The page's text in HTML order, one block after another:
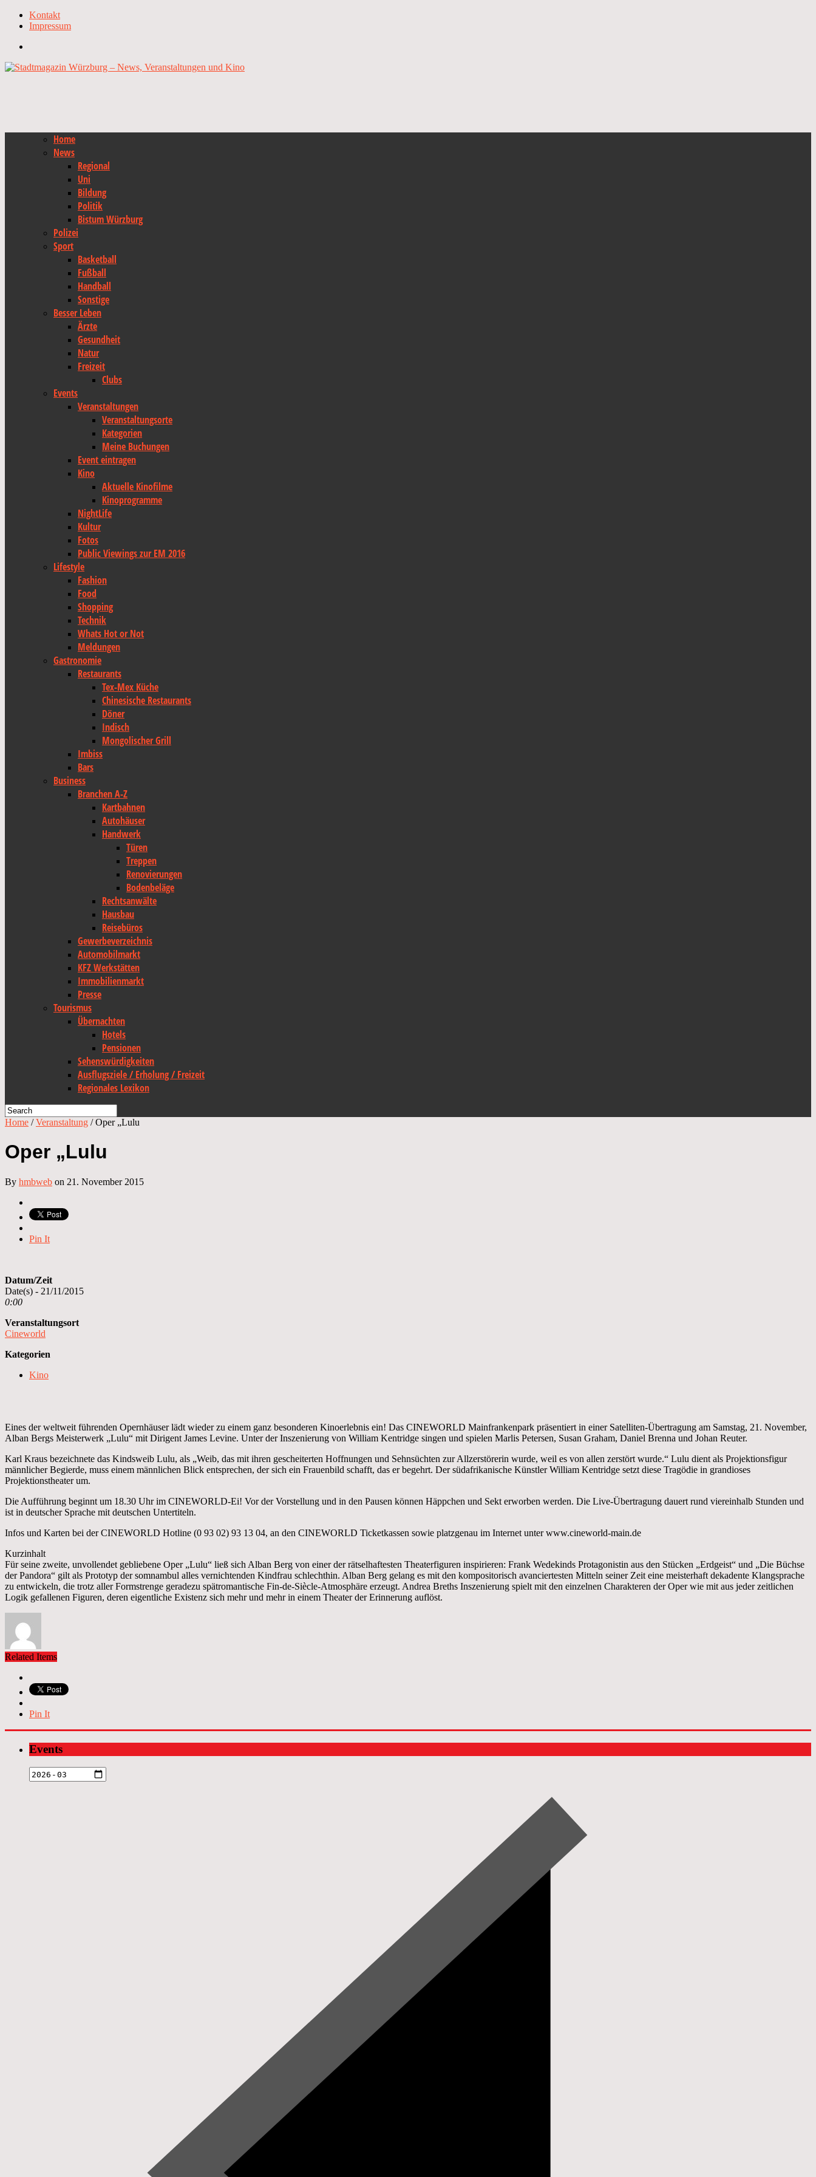
Kontakt
Impressum
Home
News
Regional
Uni
Bildung
Politik
Bistum Würzburg
Polizei
Sport
Basketball
Fußball
Handball
Sonstige
Besser Leben
Ärzte
Gesundheit
Natur
Freizeit
Clubs
Events
Veranstaltungen
Veranstaltungsorte
Kategorien
Meine Buchungen
Event eintragen
Kino
Aktuelle Kinofilme
Kinoprogramme
NightLife
Kultur
Fotos
Public Viewings zur EM 2016
Lifestyle
Fashion
Food
Shopping
Technik
Whats Hot or Not
Meldungen
Gastronomie
Restaurants
Tex-Mex Küche
Chinesische Restaurants
Döner
Indisch
Mongolischer Grill
Imbiss
Bars
Business
Branchen A-Z
Kartbahnen
Autohäuser
Handwerk
Türen
Treppen
Renovierungen
Bodenbeläge
Rechtsanwälte
Hausbau
Reisebüros
Gewerbeverzeichnis
Automobilmarkt
KFZ Werkstätten
Immobilienmarkt
Presse
Tourismus
Übernachten
Hotels
Pensionen
Sehenswürdigkeiten
Ausflugsziele / Erholung / Freizeit
Regionales Lexikon
Home /Veranstaltung /Oper „Lulu
Oper „Lulu
By hmbweb on 21. November 2015
Pin It
Datum/Zeit
Date(s) - 21/11/2015
0:00
Veranstaltungsort
Cineworld
Kategorien
Kino
Eines der weltweit führenden Opernhäuser lädt wieder zu einem ganz besonderen Kinoerlebnis ein! Das CINEWORLD Mainfrankenpark präsentiert in einer Satelliten-Übertragung am Samstag, 21. November,
Alban Bergs Meisterwerk „Lulu“ mit Dirigent James Levine. Unter der Inszenierung von William Kentridge singen und spielen Marlis Petersen, Susan Graham, Daniel Brenna und Johan Reuter.
Karl Kraus bezeichnete das Kindsweib Lulu, als „Weib, das mit ihren gescheiterten Hoffnungen und Sehnsüchten zur Allzerstörerin wurde, weil es von allen zerstört wurde.“ Lulu dient als Projektionsfigur
männlicher Begierde, muss einem männlichen Blick entsprechen, der sich ein Frauenbild schafft, das er begehrt. Der südafrikanische Künstler William Kentridge setzt diese Tragödie in grandioses
Projektionstheater um.
Die Aufführung beginnt um 18.30 Uhr im CINEWORLD-Ei! Vor der Vorstellung und in den Pausen können Häppchen und Sekt erworben werden. Die Live-Übertragung dauert rund viereinhalb Stunden und
ist in deutscher Sprache mit deutschen Untertiteln.
Infos und Karten bei der CINEWORLD Hotline (0 93 02) 93 13 04, an den CINEWORLD Ticketkassen sowie platzgenau im Internet unter www.cineworld-main.de
Kurzinhalt
Für seine zweite, unvollendet gebliebene Oper „Lulu“ ließ sich Alban Berg von einer der rätselhaftesten Theaterfiguren inspirieren: Frank Wedekinds Protagonistin aus den Stücken „Erdgeist“ und „Die Büchse
der Pandora“ gilt als Prototyp der somnambul alles vernichtenden Kindfrau schlechthin. Alban Berg gelang es mit den kompositorisch avanciertesten Mitteln seiner Zeit eine meisterhaft dekadente Klangsprache
zu entwickeln, die trotz aller Formstrenge geradezu spätromantische Fin-de-Siècle-Atmosphäre erzeugt. Andrea Breths Inszenierung spielt mit den einzelnen Charakteren der Oper wie mit aus jeder zeitlichen
Logik gefallenen Figuren, deren eigentliche Existenz sich mehr und mehr in einem Theater der Erinnerung auflöst.
Related Items
Pin It
Events